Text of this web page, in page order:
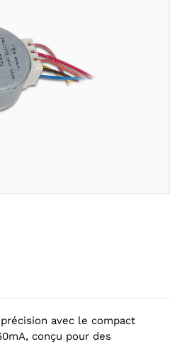
avec le compact
conçu pour des